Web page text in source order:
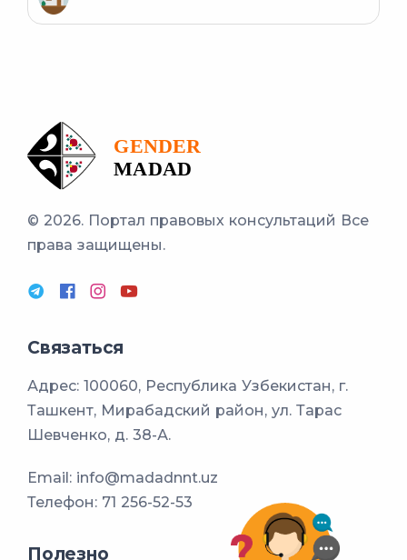
© 2026. Портал правовых консультаций Все
права защищены.
Связаться
Адрес: 100060, Республика Узбекистан, г.
Ташкент, Мирабадский район, ул. Тарас
Шевченко, д. 38-А.
Email: info@madadnnt.uz
Телефон: 71 256-52-53
Полезно